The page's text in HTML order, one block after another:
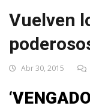
Vuelven
Abr 30, 2015